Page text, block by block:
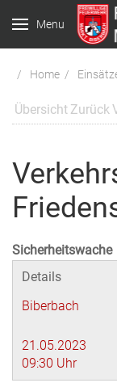
Menu
Home
Übersicht Zurück
Sicherheitswache
Details
Biberbach
21.05.2023
09:30 Uhr